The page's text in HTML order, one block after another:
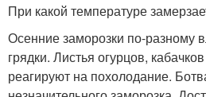
При какой температуре
Осенние заморозки по-разному
грядки. Листья огурцов,
реагируют на похолодание.